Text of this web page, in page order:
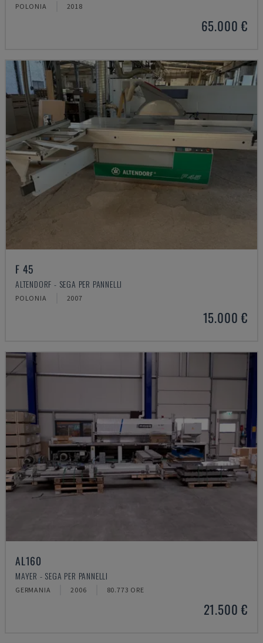
POLONIA 2018
65.000 €
F 45
ALTENDORF - SEGA PER PANNELLI
POLONIA 2007
15.000 €
AL160
MAYER - SEGA PER PANNELLI
GERMANIA 2006 80.773 ORE
21.500 €